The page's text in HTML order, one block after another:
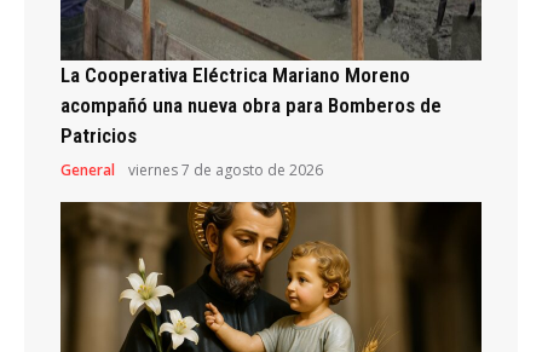
La Cooperativa Eléctrica Mariano Moreno
acompañó una nueva obra para Bomberos de
Patricios
General viernes 7 de agosto de 2026